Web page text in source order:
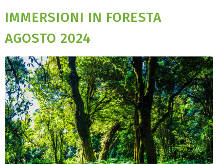
IMMERSIONI IN FORESTA
AGOSTO 2024